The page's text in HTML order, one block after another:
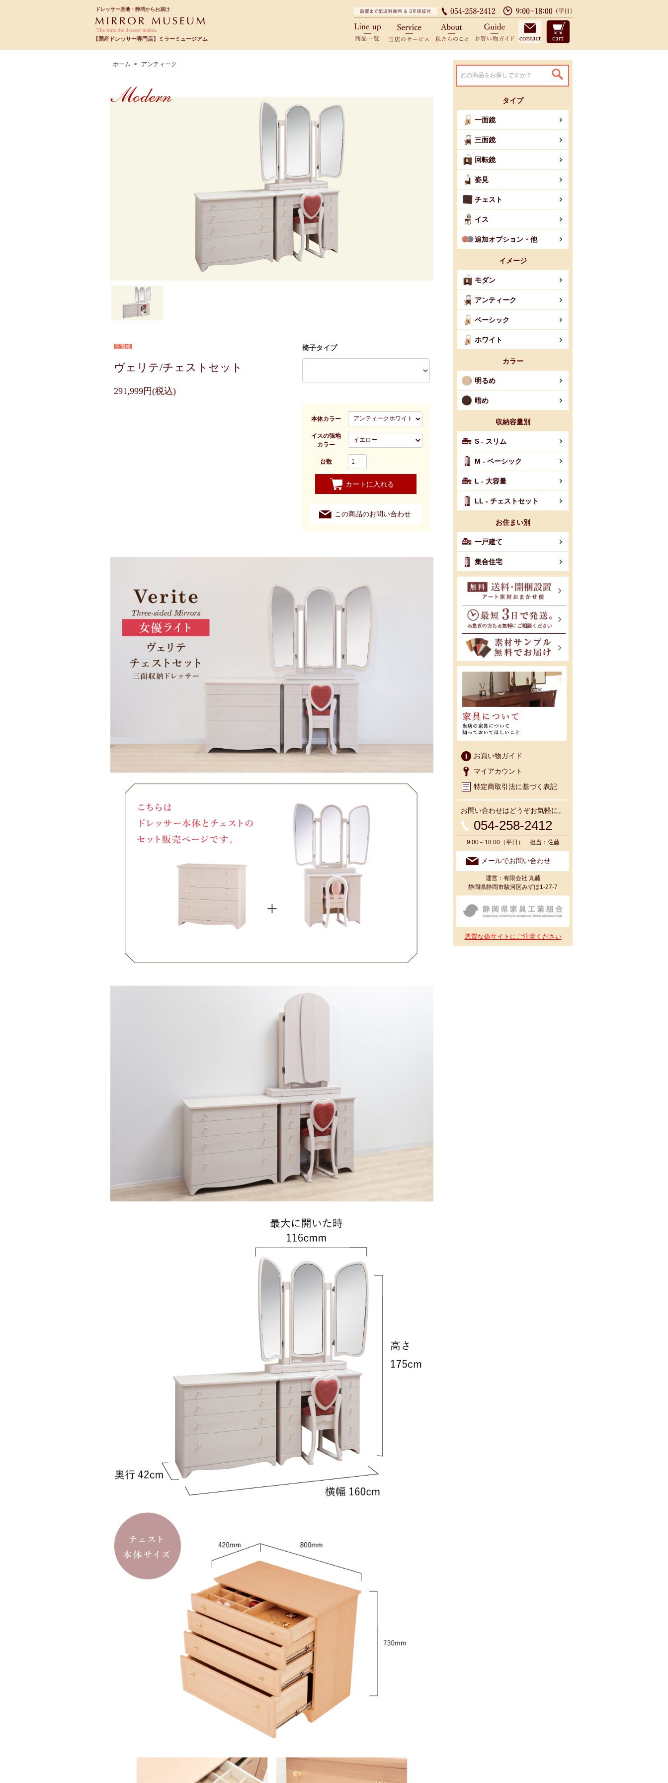
ドレッサー産地・静岡からお届け
【国産ドレッサー専門店】ミラーミュージアム
商品一覧 当店のサービス私たちのこと お買い物ガイドお問い合わせ
ホーム > アンティーク
三面鏡
ヴェリテ/チェストセット
291,999円(税込)
椅子タイプ
本体カラー
イスの張地
カラー
台数
カートに入れる
この商品のお問い合わせ
タイプ
一面鏡
三面鏡
回転鏡
姿見
チェスト
イス
追加オプション・他
イメージ
モダン
アンティーク
ベーシック
ホワイト
カラー
明るめ
暗め
収納容量別
S - スリム
M - ベーシック
L - 大容量
LL - チェストセット
お住まい別
一戸建て
集合住宅
お買い物ガイド
マイアカウント
特定商取引法に基づく表記
お問い合わせはどうぞお気軽に。
054-258-2412
9:00～18:00（平日） 担当：佐藤
メールでお問い合わせ
運営：有限会社 丸藤
静岡県静岡市駿河区みずほ1-27-7
悪質な偽サイトにご注意ください